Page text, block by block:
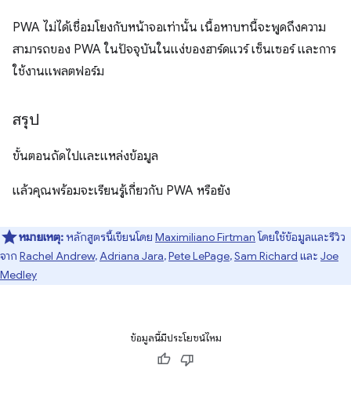
PWA ไม่ได้เชื่อมโยงกับหน้าจอเท่านั้น เนื้อหาบทนี้จะพูดถึงความ
สามารถของ PWA ในปัจจุบันในแง่ของฮาร์ดแวร์ เซ็นเซอร์ และการ
ใช้งานแพลตฟอร์ม
สรุป
ขั้นตอนถัดไปและแหล่งข้อมูล
แล้วคุณพร้อมจะเรียนรู้เกี่ยวกับ PWA หรือยัง
หมายเหตุ: หลักสูตรนี้เขียนโดย Maximiliano Firtmanโดยใช้ข้อมูลและรีวิว
จาก Rachel Andrew,Adriana Jara,Pete LePage,Sam Richard และ Joe
Medley
ข้อมูลนี้มีประโยชน์ไหม